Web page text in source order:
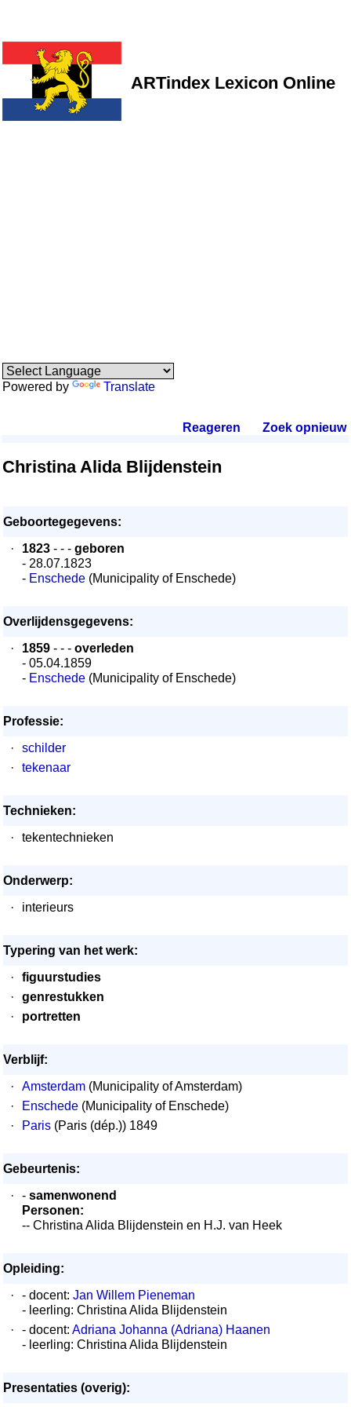
ARTindex Lexicon Online
Powered by Translate
Reageren Zoek opnieuw.
Christina Alida Blijdenstein
Geboortegegevens:
·
1823 - - - geboren
- 28.07.1823
- Enschede (Municipality of Enschede)
Overlijdensgegevens:
·
1859 - - - overleden
- 05.04.1859
- Enschede (Municipality of Enschede)
Professie:
·
schilder
·
tekenaar
Technieken:
·
tekentechnieken
Onderwerp:
·
interieurs
Typering van het werk:
·
figuurstudies
·
genrestukken
·
portretten
Verblijf:
·
Amsterdam (Municipality of Amsterdam)
·
Enschede (Municipality of Enschede)
·
Paris (Paris (dép.)) 1849
Gebeurtenis:
·
- samenwonend
Personen:
-- Christina Alida Blijdenstein en H.J. van Heek
Opleiding:
·
- docent: Jan Willem Pieneman
- leerling: Christina Alida Blijdenstein
·
- docent: Adriana Johanna (Adriana) Haanen
- leerling: Christina Alida Blijdenstein
Presentaties (overig):